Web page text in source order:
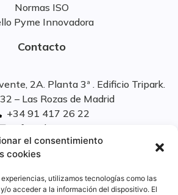
el consentimiento
cookies
utilizamos tecnologías como las
o acceder a la información del dispositivo. El
Normas ISO
Pyme Innovadora
Contacto
2A. Planta 3ª . Edificio Tripark.
– Las Rozas de Madrid
+34 91 417 26 22
info@idavinci.es
linkedIn